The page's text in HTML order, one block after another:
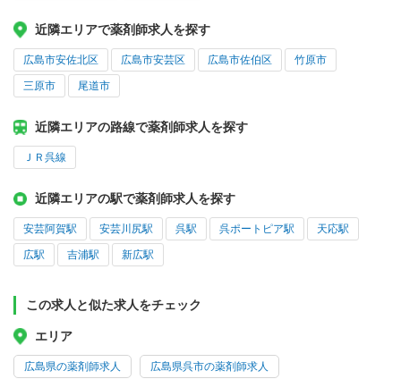
近隣エリアで薬剤師求人を探す
広島市安佐北区 広島市安芸区 広島市佐伯区 竹原市
三原市 尾道市
近隣エリアの路線で薬剤師求人を探す
ＪＲ呉線
近隣エリアの駅で薬剤師求人を探す
安芸阿賀駅 安芸川尻駅 呉駅 呉ポートピア駅 天応駅
広駅 吉浦駅 新広駅
この求人と似た求人をチェック
エリア
広島県の薬剤師求人 広島県呉市の薬剤師求人